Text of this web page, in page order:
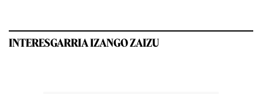
INTERESGARRIA IZANGO ZAIZU